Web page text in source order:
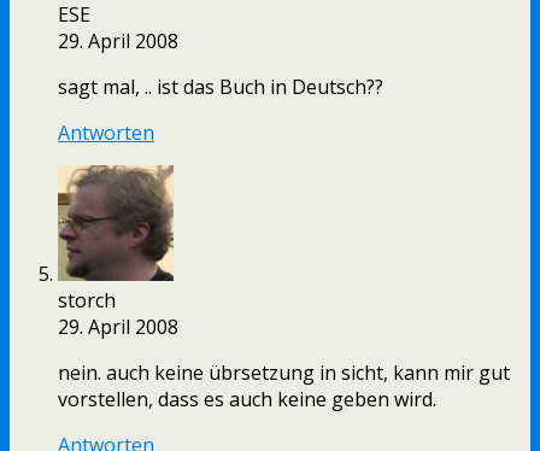
ESE
29. April 2008
sagt mal, .. ist das Buch in Deutsch??
Antworten
storch
29. April 2008
nein. auch keine übrsetzung in sicht, kann mir gut
vorstellen, dass es auch keine geben wird.
Antworten